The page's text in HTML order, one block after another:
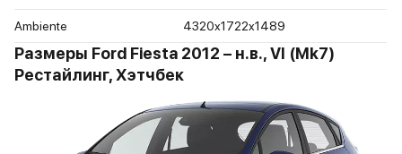
Ambiente 4320x1722x1489
Размеры Ford Fiesta 2012 – н.в., VI (Mk7)
Рестайлинг, Хэтчбек